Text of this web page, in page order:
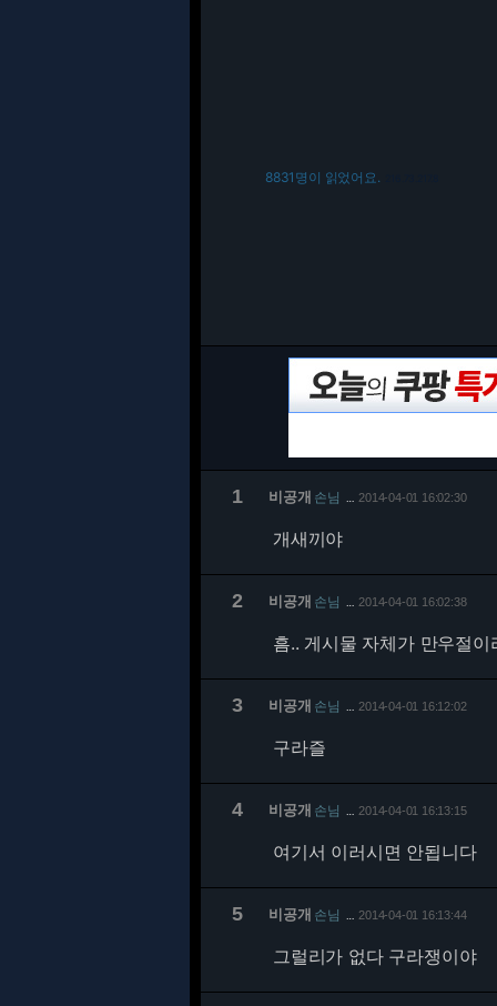
8831명이 읽었어요.
1 비공개 손님 2014-04-01 16:02:30
개새끼야
2 비공개 손님 2014-04-01 16:02:38
흠.. 게시물 자체가 만우절이
3 비공개 손님 2014-04-01 16:12:02
구라즐
4 비공개 손님 2014-04-01 16:13:15
여기서 이러시면 안됩니다
5 비공개 손님 2014-04-01 16:13:44
그럴리가 없다 구라쟁이야